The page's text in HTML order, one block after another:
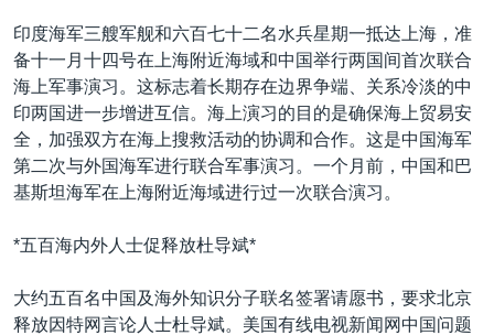
转
导
航
转
到
索
最新国际新闻
印太
中东
欧洲
非洲
分类新闻
经济·金融·贸易
人权·法律·宗教
科教·文娱·体健
军事
美中关系
热点专题
白宫要闻
国会报道
埃博拉疫情
VOA视频
VOA今日焦点
关注我们
印度海军三艘军舰和六百七十二名水兵星期一抵达上海，准
备十一月十四号在上海附近海域和中国举行两国间首次联合
海上军事演习。这标志着长期存在边界争端、关系冷淡的中
印两国进一步增进互信。海上演习的目的是确保海上贸易安
全，加强双方在海上搜救活动的协调和合作。这是中国海军
第二次与外国海军进行联合军事演习。一个月前，中国和巴
基斯坦海军在上海附近海域进行过一次联合演习。
*五百海内外人士促释放杜导斌*
大约五百名中国及海外知识分子联名签署请愿书，要求北京
释放因特网言论人士杜导斌。美国有线电视新闻网中国问题